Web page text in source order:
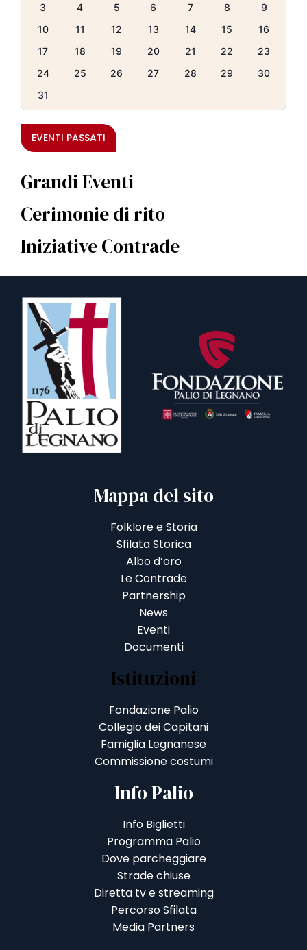
3
4 5 6 7 8
9
10
11 12 13 14 15
16
17
18 19 20 21 22
23
24
25 26 27 28 29
30
31
EVENTI PASSATI
Grandi Eventi
Cerimonie di rito
Iniziative Contrade
Mappa del sito
Folklore e Storia
Sfilata Storica
Albo d’oro
Le Contrade
Partnership
News
Eventi
Documenti
Istituzioni
Fondazione Palio
Collegio dei Capitani
Famiglia Legnanese
Commissione costumi
Info Palio
Info Biglietti
Programma Palio
Dove parcheggiare
Strade chiuse
Diretta tv e streaming
Percorso Sfilata
Media Partners